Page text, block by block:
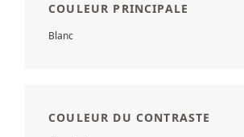
COULEUR PRINCIPALE
Blanc
COULEUR DU CONTRASTE